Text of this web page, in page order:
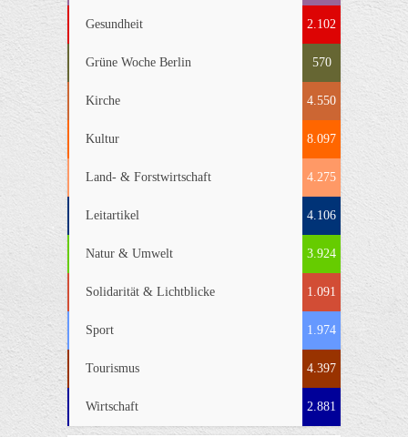
Gesundheit 2.102
Grüne Woche Berlin 570
Kirche 4.550
Kultur 8.097
Land- & Forstwirtschaft 4.275
Leitartikel 4.106
Natur & Umwelt 3.924
Solidarität & Lichtblicke 1.091
Sport 1.974
Tourismus 4.397
Wirtschaft 2.881